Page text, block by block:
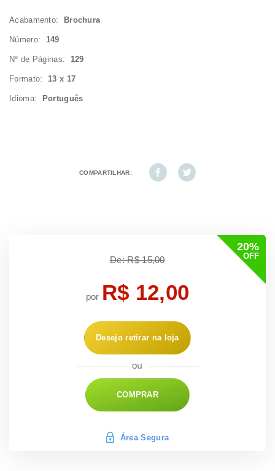
Acabamento: Brochura
Número: 149
Nº de Páginas: 129
Formato: 13 x 17
Idioma: Português
COMPARTILHAR:
20%
OFF
De: R$ 15,00
por R$ 12,00
Desejo retirar na loja
COMPRAR
Área Segura